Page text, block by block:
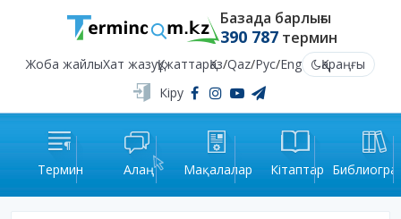
Базада барлығы
390 787термин
Жоба жайлыХат жазуҚұжаттарҚаз/Qaz/Рус/Eng
Қараңғы
Кіру
Термин Алаң Мақалалар Кітаптар